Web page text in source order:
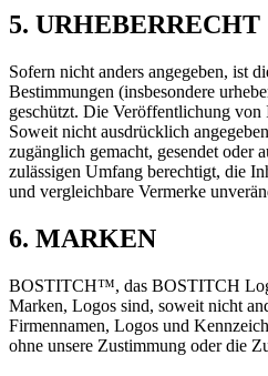
5. URHEBERRECHT
Sofern nicht anders angegeben, ist
Bestimmungen (insbesondere
geschützt. Die Veröffentlichung von
Soweit nicht ausdrücklich
zugänglich gemacht, gesendet oder
zulässigen Umfang berechtigt, die
und vergleichbare Vermerke
6. MARKEN
BOSTITCH™, das BOSTITCH Logo
Marken, Logos sind, soweit nicht
Firmennamen, Logos und
ohne unsere Zustimmung oder die